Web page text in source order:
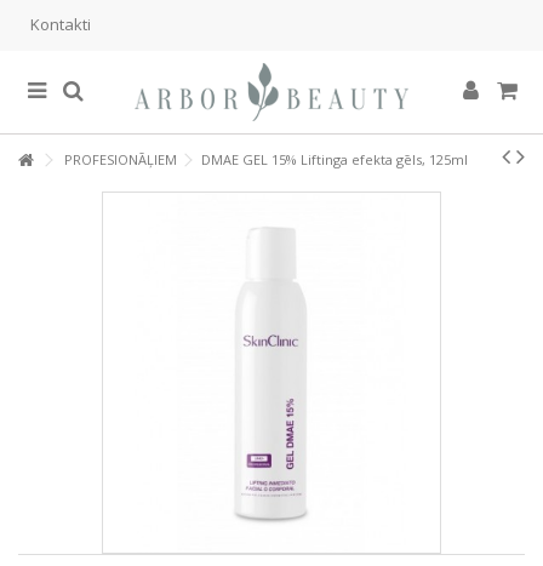
Kontakti
PROFESIONĀĻIEM DMAE GEL 15% Liftinga efekta gēls, 125ml